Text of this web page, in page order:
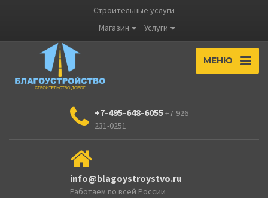
Строительные услуги
Магазин
Услуги
МЕНЮ
+7-495-648-6055+7-926-
231-0251
info@blagoystroystvo.ru
Работаем по всей России